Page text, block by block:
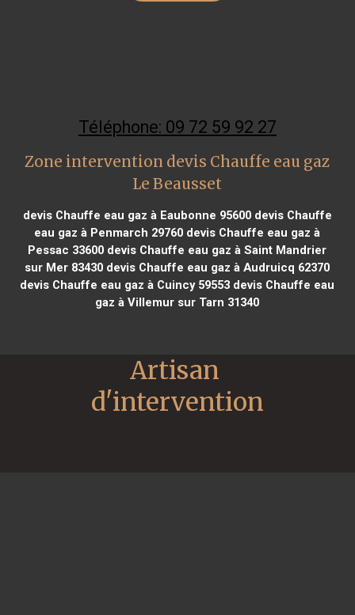
Téléphone: 09 72 59 92 27
Zone intervention devis Chauffe eau gaz
Le Beausset
devis Chauffe eau gaz à Eaubonne 95600devis Chauffe
eau gaz à Penmarch 29760 devis Chauffe eau gaz à
Pessac 33600 devis Chauffe eau gaz à Saint Mandrier
sur Mer 83430 devis Chauffe eau gaz à Audruicq 62370
devis Chauffe eau gaz à Cuincy 59553 devis Chauffe eau
gaz à Villemur sur Tarn 31340
Artisan
d'intervention